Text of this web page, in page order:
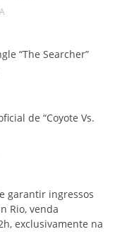
“The Searcher”
de “Coyote Vs.
garantir ingressos
Rio, venda
exclusivamente na